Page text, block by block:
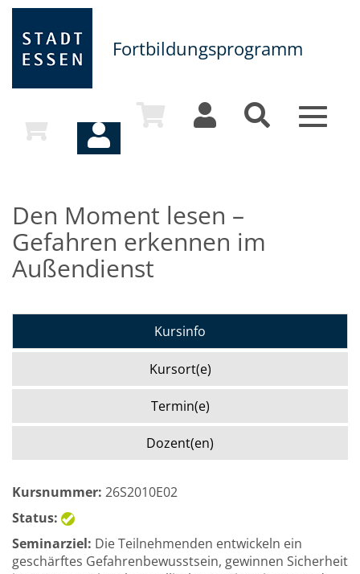
Fortbildungsprogramm
Toggle
Den Moment lesen –
Gefahren erkennen im
Außendienst
Kursinfo
Kursort(e)
Termin(e)
Dozent(en)
Kursnummer: 26S2010E02
Status:
Seminarziel: Die Teilnehmenden entwickeln ein
geschärftes Gefahrenbewusstsein, gewinnen Sicherheit